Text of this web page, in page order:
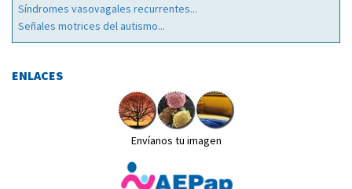
Síndromes vasovagales recurrentes...
Señales motrices del autismo...
ENLACES
Envíanos tu imagen